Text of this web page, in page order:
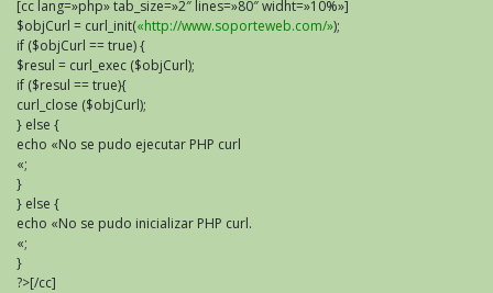
[cc lang=»php» tab_size=»2″ lines=»80″ widht=»10%»]
$objCurl = curl_init(«http://www.soporteweb.com/»);
if ($objCurl == true) {
$resul = curl_exec ($objCurl);
if ($resul == true){
curl_close ($objCurl);
} else {
echo «No se pudo ejecutar PHP curl
«;
}
} else {
echo «No se pudo inicializar PHP curl.
«;
}
?>[/cc]